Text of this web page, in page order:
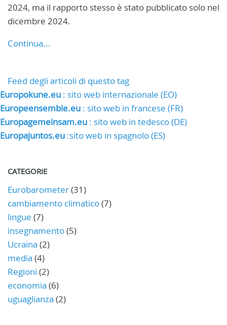
2024, ma il rapporto stesso è stato pubblicato solo nel
dicembre 2024.
Continua...
Feed degli articoli di questo tag
Europokune.eu : sito web internazionale (EO)
Europeensemble.eu : sito web in francese (FR)
Europagemeinsam.eu : sito web in tedesco (DE)
Europajuntos.eu :sito web in spagnolo (ES)
CATEGORIE
Eurobarometer(31)
cambiamento climatico(7)
lingue (7)
insegnamento(5)
Ucraina (2)
media (4)
Regioni (2)
economia (6)
uguaglianza (2)